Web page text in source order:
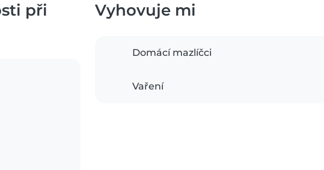
při
Vyhovuje mi
Domácí mazlíčci
Vaření